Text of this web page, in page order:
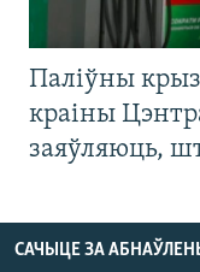
Паліўны
краіны
заяўляюць,
САЧЫЦЕ ЗА